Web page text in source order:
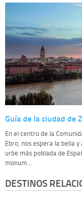
Guía de la ciudad de
En el centro de la
Ebro, nos espera la bella
urbe más poblada de
monum...
DESTINOS